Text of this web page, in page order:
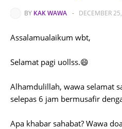
BY KAK WAWA - DECEMBER
Assalamualaikum wbt,
Selamat pagi uollss.😄
Alhamdulillah, wawa selamat
selepas 6 jam bermusafir
Apa khabar sahabat? Wawa